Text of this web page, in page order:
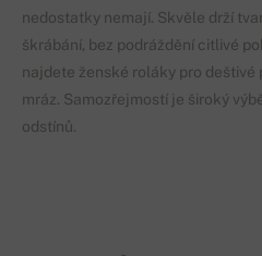
nedostatky nemají. Skvěle drží
škrábání, bez podráždění citlivé
najdete ženské roláky pro deštivé
mráz. Samozřejmostí je široký
odstínů.